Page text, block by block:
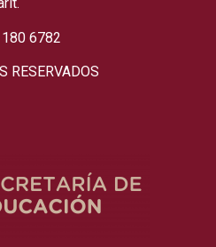
6782
RESERVADOS